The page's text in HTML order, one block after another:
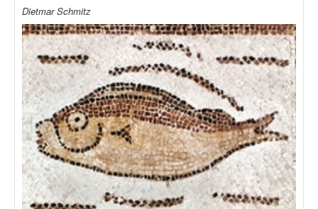
Dietmar Schmitz